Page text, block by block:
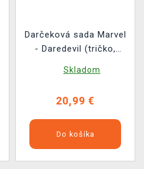
Darčeková sada Marvel
- Daredevil (tričko,
ponožky) (veľkosť L)
Skladom
20,99 €
Do košíka